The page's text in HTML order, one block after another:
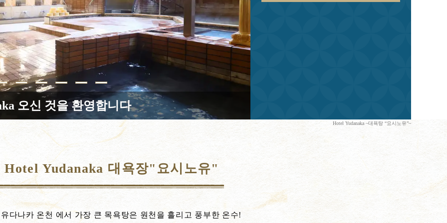
오신 것을 환영합니다
Hotel Yudanaka ~대욕탕 “요시노유”~
Hotel Yudanaka 대욕장"요시노유"
다나카 온천 에서 가장 큰 목욕탕은 원천을 흘리고 풍부한 온수!